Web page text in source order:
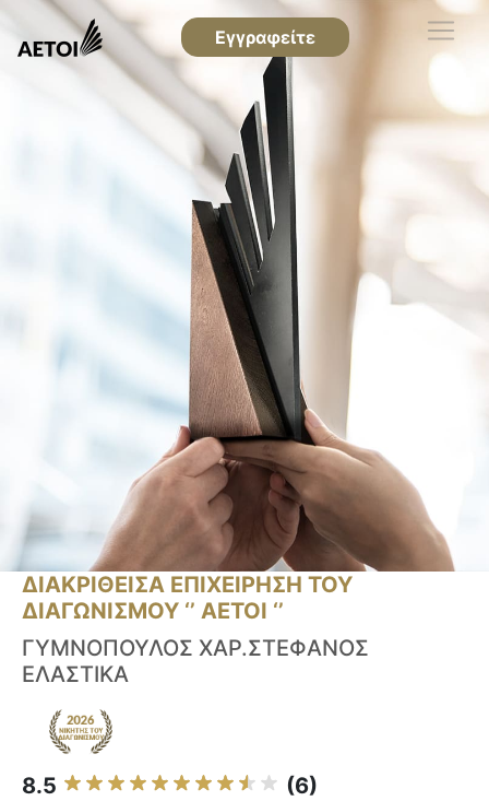
Εγγραφείτε
ΔΙΑΚΡΙΘΕΙΣΑ ΕΠΙΧΕΙΡΗΣΗ ΤΟΥ
ΔΙΑΓΩΝΙΣΜΟΥ ‘’ ΑΕΤΟΙ ‘’
ΓΥΜΝΟΠΟΥΛΟΣ ΧΑΡ.ΣΤΕΦΑΝΟΣ
ΕΛΑΣΤΙΚΑ
8.5 (6)